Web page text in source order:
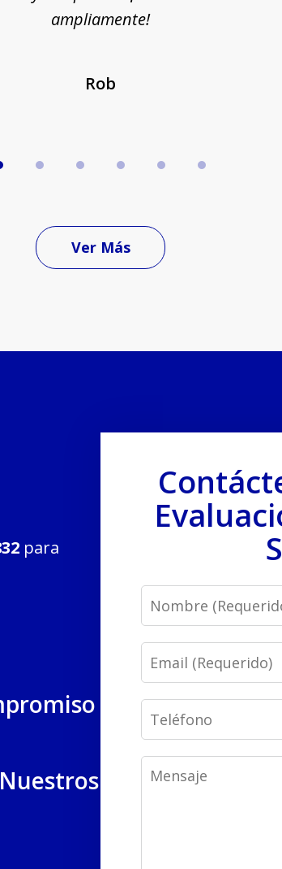
ampliamente!
Rob
Ver Más
para
Name
Email
Phone
Message